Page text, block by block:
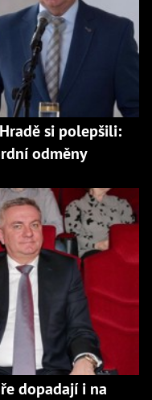
si polepšili:
odměny
dopadají i na